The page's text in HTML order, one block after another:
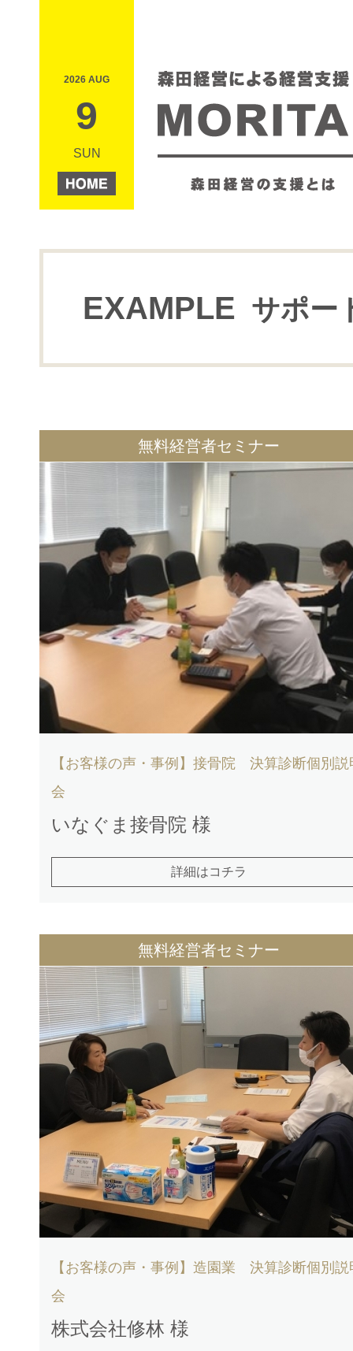
2026 AUG
9
SUN
EXAMPLE サポー
無料経営者セミナー
【お客様の声・事例】接骨院 決算診断個別説
会
いなぐま接骨院 様
詳細はコチラ
無料経営者セミナー
【お客様の声・事例】造園業 決算診断個別説
会
株式会社修林 様